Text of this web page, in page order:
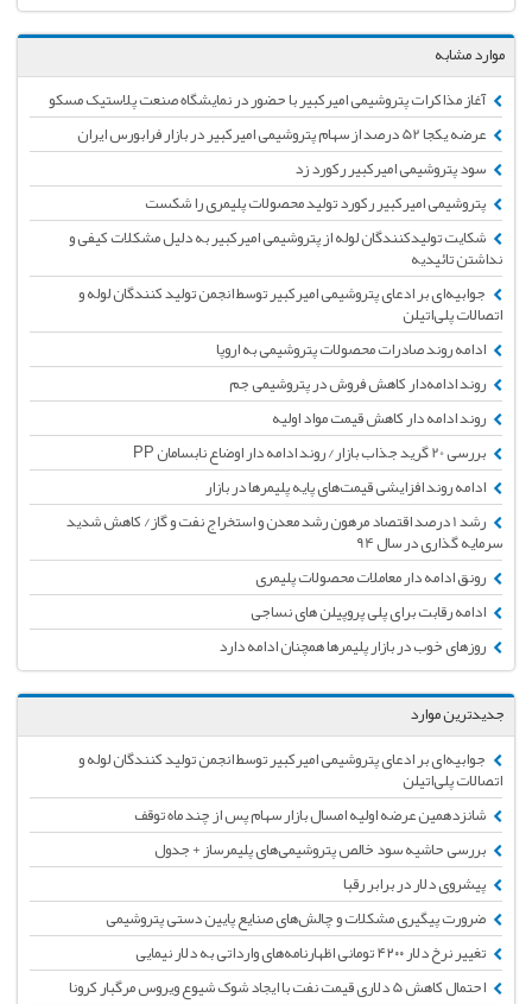
موارد مشابه
آغاز مذاکرات پتروشیمی امیرکبیر با حضور در نمایشگاه صنعت پلاستیک مسکو
عرضه یکجا 52 درصد از سهام پتروشیمی امیرکبیر در بازار فرابورس ایران
سود پتروشیمی‌ امیرکبیر رکورد زد
پتروشیمی امیرکبیر رکورد تولید محصولات پلیمری را شکست
شکایت تولیدکنندگان لوله از پتروشیمی امیرکبیر به دلیل مشکلات کیفی و
نداشتن تائیدیه
جوابیه‌ای بر ادعای پتروشیمی امیرکبیر توسط انجمن تولید کنندگان لوله و
اتصالات پلی‌اتیلن
ادامه روند صادرات محصولات پتروشیمی به اروپا
روند ادامه‌دار کاهش فروش در پتروشیمی جم
روند ادامه دار کاهش قیمت مواد اولیه
بررسی 20 گرید جذاب بازار/ روند ادامه دار اوضاع نابسامان PP‌‌‌
ادامه روند افزایشی قیمت‌های پایه پلیمرها در بازار
رشد 1 درصد اقتصاد مرهون رشد معدن و استخراج نفت و گاز/ کاهش شدید
سرمایه گذاری در سال 94
رونق ادامه دار معاملات محصولات پلیمری
ادامه رقابت برای پلی پروپیلن های نساجی
روزهای خوب در بازار پلیمرها همچنان ادامه دارد
جدیدترین موارد
جوابیه‌ای بر ادعای پتروشیمی امیرکبیر توسط انجمن تولید کنندگان لوله و
اتصالات پلی‌اتیلن
شانزدهمین عرضه اولیه امسال بازار سهام پس از چند ماه توقف
بررسی حاشیه سود خالص پتروشیمی‌های پلیمرساز + جدول
پیشروی دلار در برابر رقبا
ضرورت پیگیری مشکلات و چالش‌های صنایع پایین دستی پتروشیمی
تغییر نرخ دلار ۴۲۰۰ تومانی اظهارنامه‌های وارداتی به دلار نیمایی
احتمال کاهش 5 دلاری قیمت نفت با ایجاد شوک شیوع ویروس مرگبار کرونا